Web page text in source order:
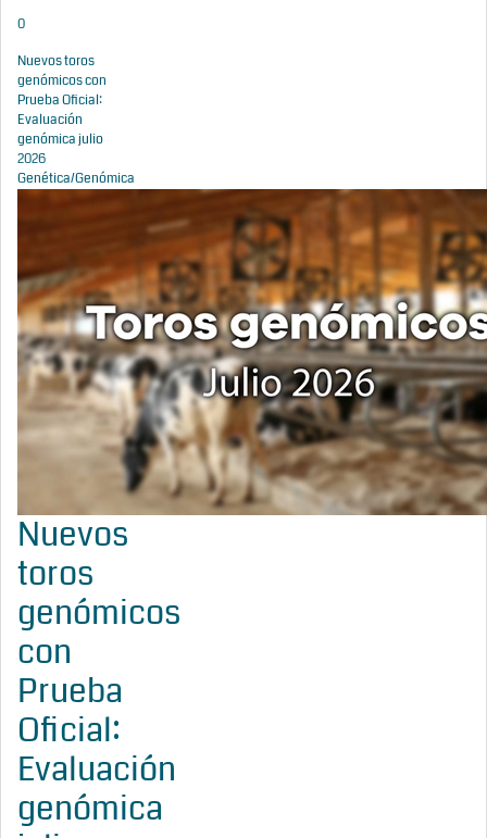
0
Nuevos toros
genómicos con
Prueba Oficial:
Evaluación
genómica julio
2026
Genética/Genómica
Nuevos
toros
genómicos
con
Prueba
Oficial:
Evaluación
genómica